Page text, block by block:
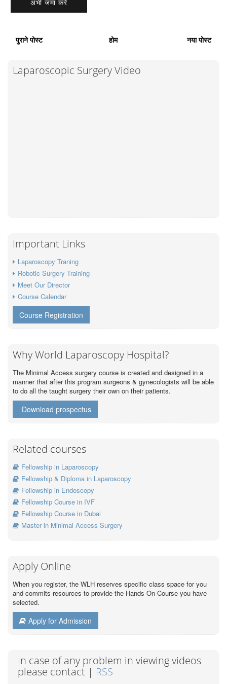
पुराने पोस्ट होम नया पोस्ट
Laparoscopic Surgery Video
Important Links
Laparoscopy Traning
Robotic Surgery Training
Meet Our Director
Course Calendar
Course Registration
Why World Laparoscopy Hospital?
The Minimal Access surgery course is created and designed in a
manner that after this program surgeons & gynecologists will be able
to do all the taught surgery their own on their patients.
Download prospectus
Related courses
Fellowship in Laparoscopy
Fellowship & Diploma in Laparoscopy
Fellowship in Endoscopy
Fellowship Course in IVF
Fellowship Course in Dubai
Master in Minimal Access Surgery
Apply Online
When you register, the WLH reserves specific class space for you
and commits resources to provide the Hands On Course you have
selected.
Apply for Admission
In case of any problem in viewing videos
please contact | RSS